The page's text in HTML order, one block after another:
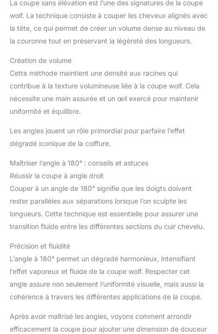
La coupe sans élévation est l’une des signatures de la coupe
wolf. La technique consiste à couper les cheveux alignés avec
la tête, ce qui permet de créer un volume dense au niveau de
la couronne tout en préservant la légèreté des longueurs.
Création de volume
Cette méthode maintient une densité aux racines qui
contribue à la texture volumineuse liée à la coupe wolf. Cela
nécessite une main assurée et un œil exercé pour maintenir
uniformité et équilibre.
Les angles jouent un rôle primordial pour parfaire l’effet
dégradé iconique de la coiffure.
Maîtriser l’angle à 180° : conseils et astuces
Réussir la coupe à angle droit
Couper à un angle de 180° signifie que les doigts doivent
rester parallèles aux séparations lorsque l’on sculpte les
longueurs. Cette technique est essentielle pour assurer une
transition fluide entre les différentes sections du cuir chevelu.
Précision et fluidité
L’angle à 180° permet un dégradé harmonieux, intensifiant
l’effet vaporeux et fluide de la coupe wolf. Respecter cet
angle assure non seulement l’uniformité visuelle, mais aussi la
cohérence à travers les différentes applications de la coupe.
Après avoir maîtrisé les angles, voyons comment arrondir
efficacement la coupe pour ajouter une dimension de douceur